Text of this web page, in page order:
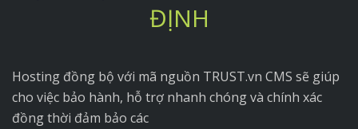
ĐỊNH
Hosting đồng bộ với mã nguồn TRUST.vn CMS sẽ giúp
cho việc bảo hành, hỗ trợ nhanh chóng và chính xác
đồng thời đảm bảo các